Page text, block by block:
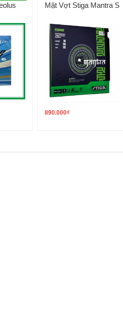
Mặt Vợt Stiga Mantra S
890.000₫